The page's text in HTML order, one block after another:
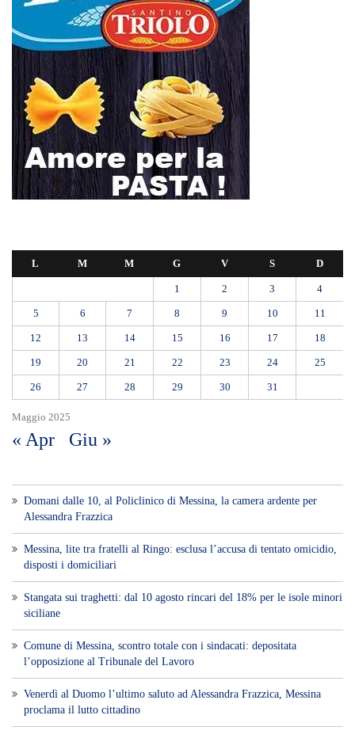
Maggio 2025
L M M G V S D
1 2 3 4
5 6 7 8 9 10 11
12 13 14 15 16 17 18
19 20 21 22 23 24 25
26 27 28 29 30 31
« Apr Giu »
Domani dalle 10, al Policlinico di Messina, la camera ardente per
Alessandra Frazzica
Messina, lite tra fratelli al Ringo: esclusa l’accusa di tentato omicidio,
disposti i domiciliari
Stangata sui traghetti: dal 10 agosto rincari del 18% per le isole minori
siciliane
Comune di Messina, scontro totale con i sindacati: depositata
l’opposizione al Tribunale del Lavoro
Venerdì al Duomo l’ultimo saluto ad Alessandra Frazzica, Messina
proclama il lutto cittadino